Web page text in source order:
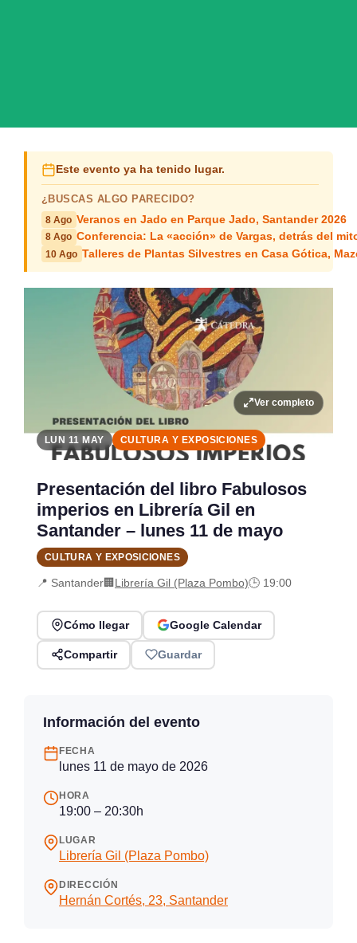
Este evento ya ha tenido lugar.
¿BUSCAS ALGO PARECIDO?
8 Ago Veranos en Jado en Parque Jado, Santander 2026
8 Ago Conferencia: La «acción» de Vargas, detrás del
10 Ago Talleres de Plantas Silvestres en Casa Gótica,
Ver completo
LUN 11 MAY CULTURA Y EXPOSICIONES
Presentación del libro Fabulosos
imperios en Librería Gil en
Santander – lunes 11 de mayo
CULTURA Y EXPOSICIONES
📍 Santander🏢Librería Gil (Plaza Pombo)🕒 19:00
Cómo llegar Google Calendar
Compartir Guardar
Información del evento
FECHA
lunes 11 de mayo de 2026
HORA
19:00 – 20:30h
LUGAR
Librería Gil (Plaza Pombo)
DIRECCIÓN
Hernán Cortés, 23, Santander